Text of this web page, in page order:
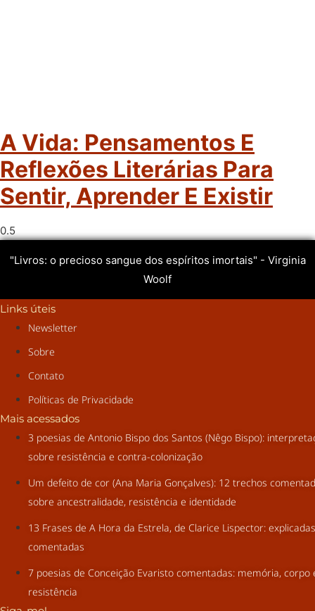
A Vida: Pensamentos E
Reflexões Literárias Para
Sentir, Aprender E Existir
"Livros: o precioso sangue dos espíritos imortais" - Virginia
Woolf
Links úteis
Newsletter
Sobre
Contato
Políticas de Privacidade
Mais acessados
3 poesias de Antonio Bispo dos Santos (Nêgo Bispo):
sobre resistência e contra-colonização
Um defeito de cor (Ana Maria Gonçalves): 12 trechos
sobre ancestralidade, resistência e identidade
13 Frases de A Hora da Estrela, de Clarice Lispector:
comentadas
7 poesias de Conceição Evaristo comentadas: memória, corpo
resistência